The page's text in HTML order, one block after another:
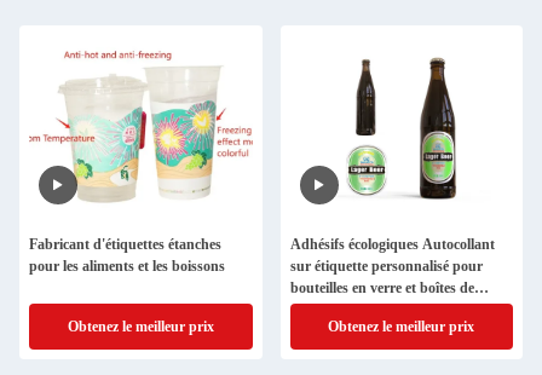
Fabricant d'étiquettes étanches
pour les aliments et les boissons
Obtenez le meilleur prix
Adhésifs écologiques Autocollant
sur étiquette personnalisé pour
bouteilles en verre et boîtes de
conserve
Obtenez le meilleur prix